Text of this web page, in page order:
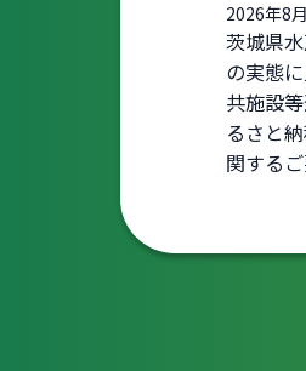
2026年8
茨城県
の実態
共施設
るさと
関する